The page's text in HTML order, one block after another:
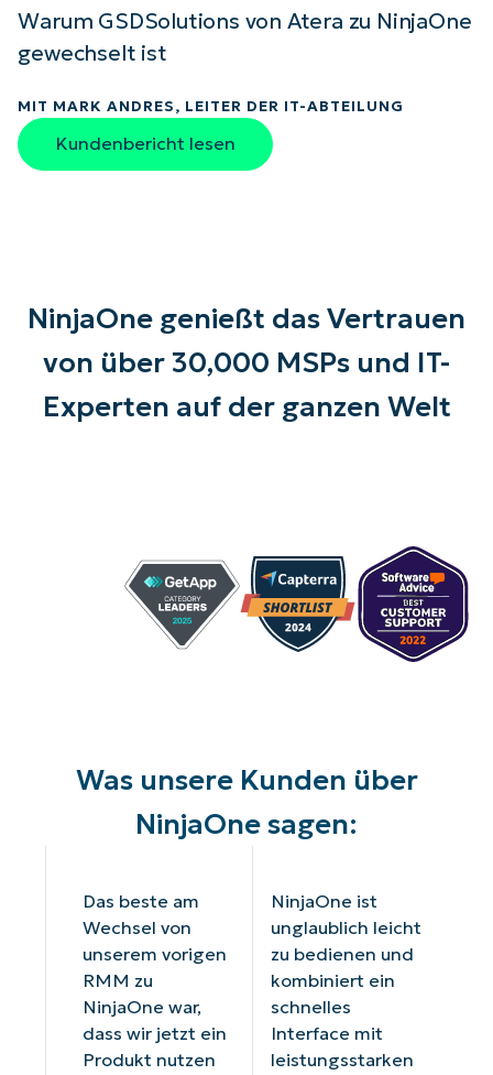
Warum GSDSolutions von Atera zu NinjaOne
gewechselt ist
MIT MARK ANDRES, LEITER DER IT-ABTEILUNG
Kundenbericht lesen
NinjaOne genießt das Vertrauen
von über 30,000 MSPs und IT-
Experten auf der ganzen Welt
Was unsere Kunden über
NinjaOne sagen:
Das beste am
Wechsel von
unserem vorigen
RMM zu
NinjaOne war,
dass wir jetzt ein
Produkt nutzen
NinjaOne ist
unglaublich leicht
zu bedienen und
kombiniert ein
schnelles
Interface mit
leistungsstarken